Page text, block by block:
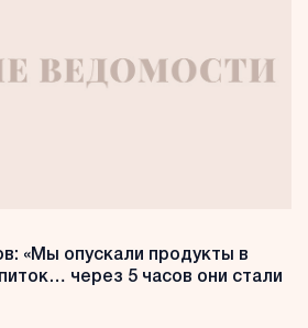
«Мы опускали продукты в
через 5 часов они стали